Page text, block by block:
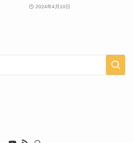
2024年4月10日